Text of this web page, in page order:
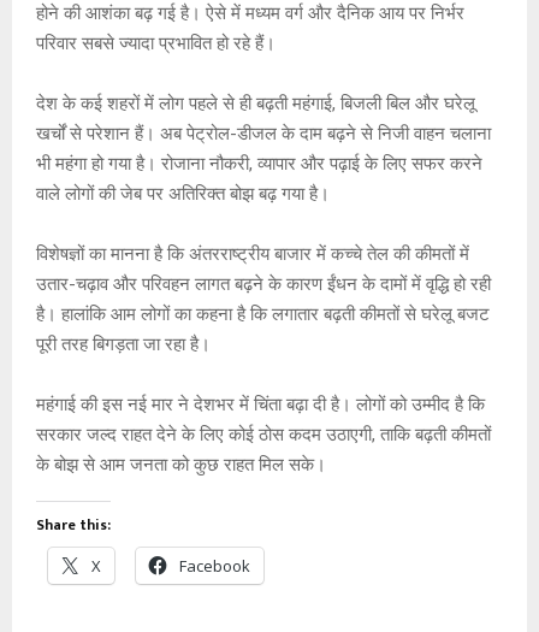
होने की आशंका बढ़ गई है। ऐसे में मध्यम वर्ग और दैनिक आय पर निर्भर
परिवार सबसे ज्यादा प्रभावित हो रहे हैं।
देश के कई शहरों में लोग पहले से ही बढ़ती महंगाई, बिजली बिल और घरेलू
खर्चों से परेशान हैं। अब पेट्रोल-डीजल के दाम बढ़ने से निजी वाहन चलाना
भी महंगा हो गया है। रोजाना नौकरी, व्यापार और पढ़ाई के लिए सफर करने
वाले लोगों की जेब पर अतिरिक्त बोझ बढ़ गया है।
विशेषज्ञों का मानना है कि अंतरराष्ट्रीय बाजार में कच्चे तेल की कीमतों में
उतार-चढ़ाव और परिवहन लागत बढ़ने के कारण ईंधन के दामों में वृद्धि हो रही
है। हालांकि आम लोगों का कहना है कि लगातार बढ़ती कीमतों से घरेलू बजट
पूरी तरह बिगड़ता जा रहा है।
महंगाई की इस नई मार ने देशभर में चिंता बढ़ा दी है। लोगों को उम्मीद है कि
सरकार जल्द राहत देने के लिए कोई ठोस कदम उठाएगी, ताकि बढ़ती कीमतों
के बोझ से आम जनता को कुछ राहत मिल सके।
Share this:
X Facebook